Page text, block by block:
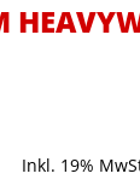
Inkl. 19%